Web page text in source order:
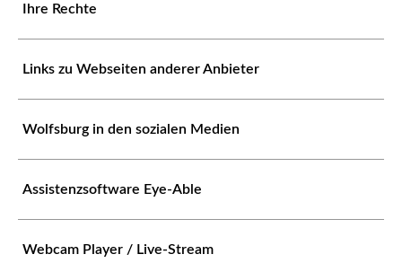
Ihre Rechte
Links zu Webseiten anderer Anbieter
Wolfsburg in den sozialen Medien
Assistenzsoftware Eye-Able
Webcam Player / Live-Stream